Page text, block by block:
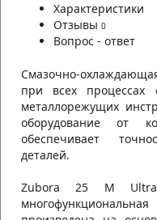
Характеристики
Отзывы 0
Вопрос - ответ
Смазочно-
при всех процессах
металлорежущих
оборудование от
обеспечивает
деталей.
Zubora 25 M